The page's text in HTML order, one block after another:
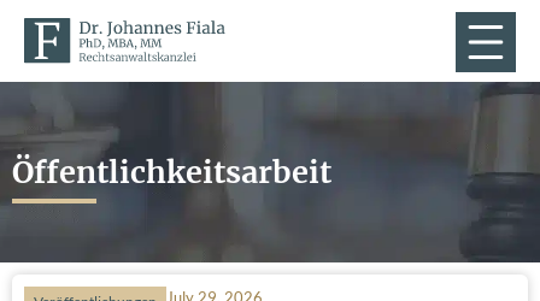
Öffentlichkeitsarbeit